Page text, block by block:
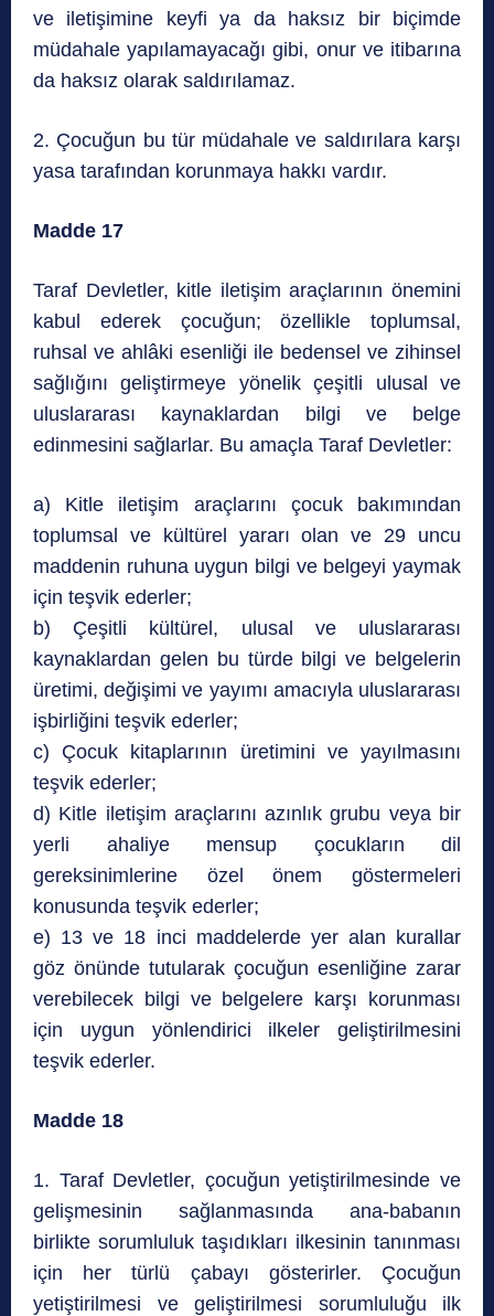
ve iletişimine keyfi ya da haksız bir biçimde
müdahale yapılamayacağı gibi, onur ve itibarına
da haksız olarak saldırılamaz.
2. Çocuğun bu tür müdahale ve saldırılara karşı
yasa tarafından korunmaya hakkı vardır.
Madde 17
Taraf Devletler, kitle iletişim araçlarının önemini
kabul ederek çocuğun; özellikle toplumsal,
ruhsal ve ahlâki esenliği ile bedensel ve zihinsel
sağlığını geliştirmeye yönelik çeşitli ulusal ve
uluslararası kaynaklardan bilgi ve belge
edinmesini sağlarlar. Bu amaçla Taraf Devletler:
a) Kitle iletişim araçlarını çocuk bakımından
toplumsal ve kültürel yararı olan ve 29 uncu
maddenin ruhuna uygun bilgi ve belgeyi yaymak
için teşvik ederler;
b) Çeşitli kültürel, ulusal ve uluslararası
kaynaklardan gelen bu türde bilgi ve belgelerin
üretimi, değişimi ve yayımı amacıyla uluslararası
işbirliğini teşvik ederler;
c) Çocuk kitaplarının üretimini ve yayılmasını
teşvik ederler;
d) Kitle iletişim araçlarını azınlık grubu veya bir
yerli ahaliye mensup çocukların dil
gereksinimlerine özel önem göstermeleri
konusunda teşvik ederler;
e) 13 ve 18 inci maddelerde yer alan kurallar
göz önünde tutularak çocuğun esenliğine zarar
verebilecek bilgi ve belgelere karşı korunması
için uygun yönlendirici ilkeler geliştirilmesini
teşvik ederler.
Madde 18
1. Taraf Devletler, çocuğun yetiştirilmesinde ve
gelişmesinin sağlanmasında ana-babanın
birlikte sorumluluk taşıdıkları ilkesinin tanınması
için her türlü çabayı gösterirler. Çocuğun
yetiştirilmesi ve geliştirilmesi sorumluluğu ilk